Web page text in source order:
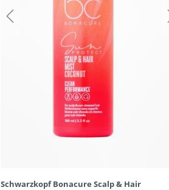
Schwarzkopf Bonacure Scalp & Hair